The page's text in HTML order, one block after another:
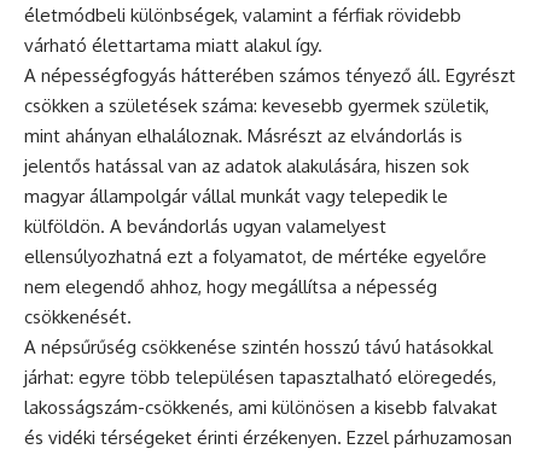
életmódbeli különbségek, valamint a férfiak rövidebb
várható élettartama miatt alakul így.
A népességfogyás hátterében számos tényező áll. Egyrészt
csökken a születések száma: kevesebb gyermek születik,
mint ahányan elhaláloznak. Másrészt az elvándorlás is
jelentős hatással van az adatok alakulására, hiszen sok
magyar állampolgár vállal munkát vagy telepedik le
külföldön. A bevándorlás ugyan valamelyest
ellensúlyozhatná ezt a folyamatot, de mértéke egyelőre
nem elegendő ahhoz, hogy megállítsa a népesség
csökkenését.
A népsűrűség csökkenése szintén hosszú távú hatásokkal
járhat: egyre több településen tapasztalható elöregedés,
lakosságszám-csökkenés, ami különösen a kisebb falvakat
és vidéki térségeket érinti érzékenyen. Ezzel párhuzamosan